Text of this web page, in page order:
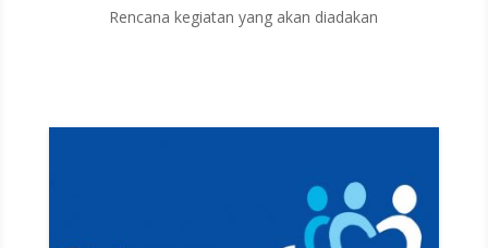
Rencana kegiatan yang akan diadakan